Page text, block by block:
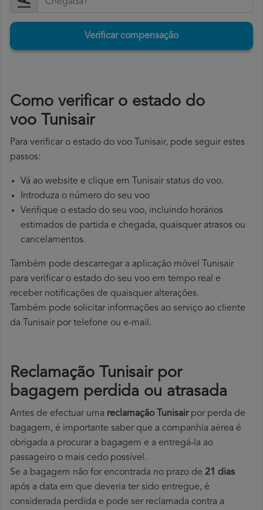
Verificar compensação
​Como verificar o estado do
voo Tunisair
Para verificar o estado do voo Tunisair, pode seguir estes
passos:
Vá ao website e clique em Tunisair status do voo.
Introduza o número do seu voo
Verifique o estado do seu voo, incluindo horários
estimados de partida e chegada, quaisquer atrasos ou
cancelamentos.
Também pode descarregar a aplicação móvel Tunisair
para verificar o estado do seu voo em tempo real e
receber notificações de quaisquer alterações.
Também pode solicitar informações ao serviço ao cliente
da Tunisair por telefone ou e-mail.
Reclamação Tunisair por
bagagem perdida ou atrasada
Antes de efectuar uma reclamação Tunisairpor perda de
bagagem, é importante saber que a companhia aérea é
obrigada a procurar a bagagem e a entregá-la ao
passageiro o mais cedo possível.
Se a bagagem não for encontrada no prazo de 21 dias
após a data em que deveria ter sido entregue, é
considerada perdida e pode ser reclamada contra a